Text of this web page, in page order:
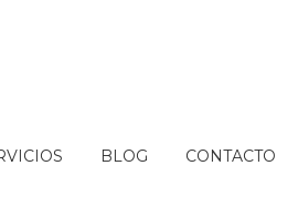
BLOG CONTACTO